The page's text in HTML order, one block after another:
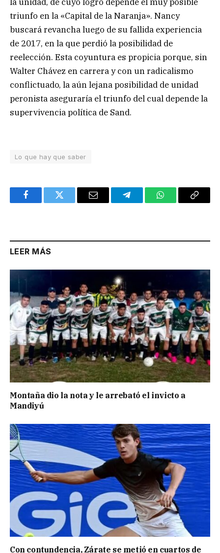
triunfo en la «Capital de la Naranja». Nancy
buscará revancha luego de su fallida experiencia
de 2017, en la que perdió la posibilidad de
reelección. Esta coyuntura es propicia porque, sin
Walter Chávez en carrera y con un radicalismo
conflictuado, la aún lejana posibilidad de unidad
peronista aseguraría el triunfo del cual depende la
supervivencia política de Sand.
Lo que hay que saber
FacebookTwitter Email TelegramWhatsAppCopy
LEER MÁS
Montaña dio la nota y le arrebató el invicto a
Mandiyú
Con contundencia, Zárate se metió en cuartos de